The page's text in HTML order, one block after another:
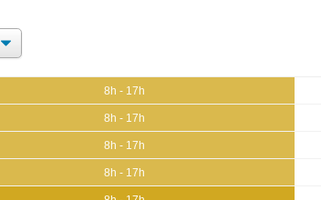
8h - 17h
8h - 17h
8h - 17h
8h - 17h